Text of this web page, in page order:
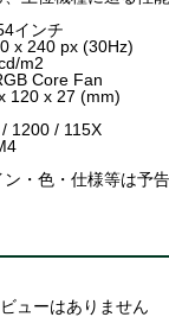
インチ
x 240 px (30Hz)
m2
Core Fan
120 x 27 (mm)
/ 1200 / 115X
・色・仕様等は予
ューはありません